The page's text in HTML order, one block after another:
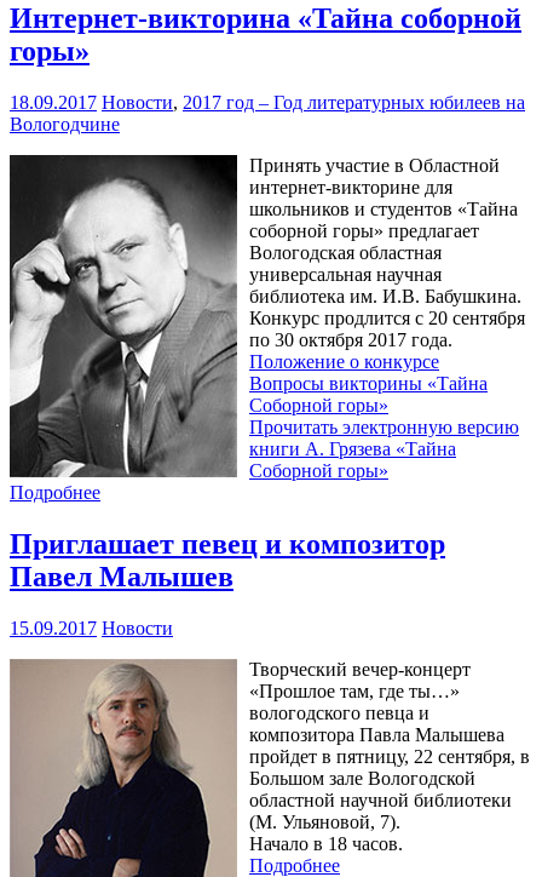
Интернет-викторина «Тайна соборной
горы»
18.09.2017 Новости, 2017 год – Год литературных юбилеев на
Вологодчине
Принять участие в Областной
интернет-викторине для
школьников и студентов «Тайна
соборной горы» предлагает
Вологодская областная
универсальная научная
библиотека им. И.В. Бабушкина.
Конкурс продлится с 20 сентября
по 30 октября 2017 года.
Положение о конкурсе
Вопросы викторины «Тайна
Соборной горы»
Прочитать электронную версию
книги А. Грязева «Тайна
Соборной горы»
Подробнее
Приглашает певец и композитор
Павел Малышев
15.09.2017 Новости
Творческий вечер-концерт
«Прошлое там, где ты…»
вологодского певца и
композитора Павла Малышева
пройдет в пятницу, 22 сентября, в
Большом зале Вологодской
областной научной библиотеки
(М. Ульяновой, 7).
Начало в 18 часов.
Подробнее